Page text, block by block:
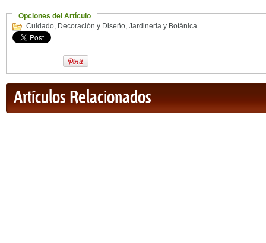
Opciones del Artículo
Cuidado, Decoración y Diseño, Jardineria y Botánica
Artículos Relacionados